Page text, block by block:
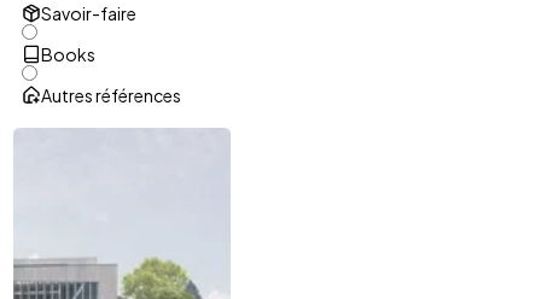
Savoir-faire
Books
Autres références